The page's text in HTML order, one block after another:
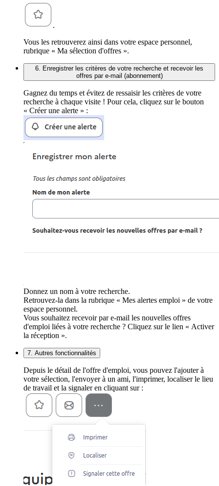
.
Vous les retrouverez ainsi dans votre espace personnel,
rubrique « Ma sélection d'offres ».
6. Enregistrer les critères de votre recherche et recevoir les
offres par e-mail (abonnement)
Gagnez du temps et évitez de ressaisir les critères de votre
recherche à chaque visite ! Pour cela, cliquez sur le bouton
« Créer une alerte » :
Donnez un nom à votre recherche.
Retrouvez-la dans la rubrique « Mes alertes emploi » de votre
espace personnel.
Vous souhaitez recevoir par e-mail les nouvelles offres
d'emploi liées à votre recherche ? Cliquez sur le lien « Activer
la réception ».
7. Autres fonctionnalités
Depuis le détail de l'offre d'emploi, vous pouvez l'ajouter à
votre sélection, l'envoyer à un ami, l'imprimer, localiser le lieu
de travail et la signaler en cliquant sur :